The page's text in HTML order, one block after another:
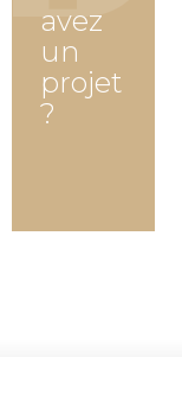
avez
un
projet
?